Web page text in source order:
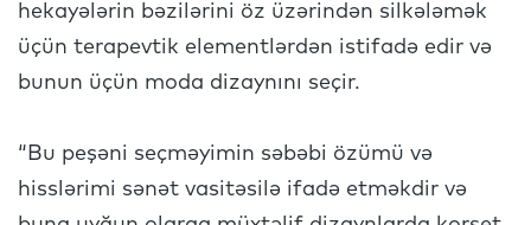
hekayələrin bəzilərini öz üzərindən silkələmək
üçün terapevtik elementlərdən istifadə edir və
bunun üçün moda dizaynını seçir.
“Bu peşəni seçməyimin səbəbi özümü və
hisslərimi sənət vasitəsilə ifadə etməkdir və